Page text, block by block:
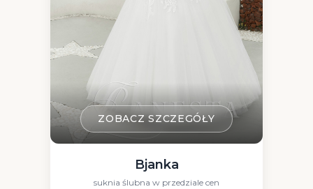
ZOBACZ SZCZEGÓŁY
Bjanka
suknia ślubna w przedziale cen